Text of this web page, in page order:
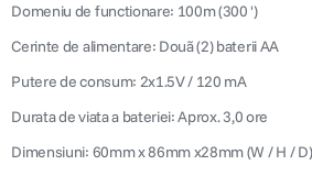
 Domeniu de functionare: 100m (300 ')
 Cerinte de alimentare: Douã (2) baterii AA
 Putere de consum: 2x1.5V / 120 mA
 Durata de viata a bateriei: Aprox. 3,0 ore
 Dimensiuni: 60mm x 86mm x28mm (W / H / D)